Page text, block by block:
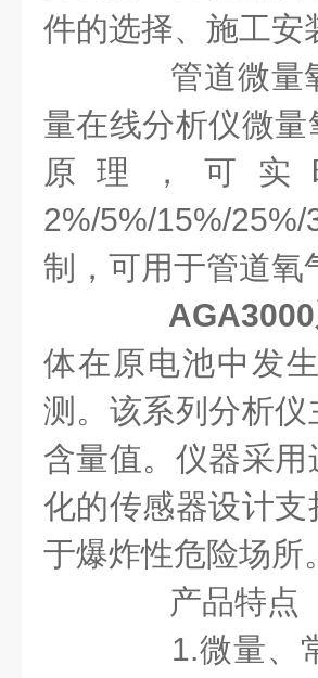
件的选择、施工安
管道微量氧
量在线分析仪微
原理，可
2%/5%/15%/
制，可用于管道氧
AGA3000
体在原电池中发
测。该系列分析
含量值。仪器采
化的传感器设计
于爆炸性危险场所。
产品特点
1.微量、常